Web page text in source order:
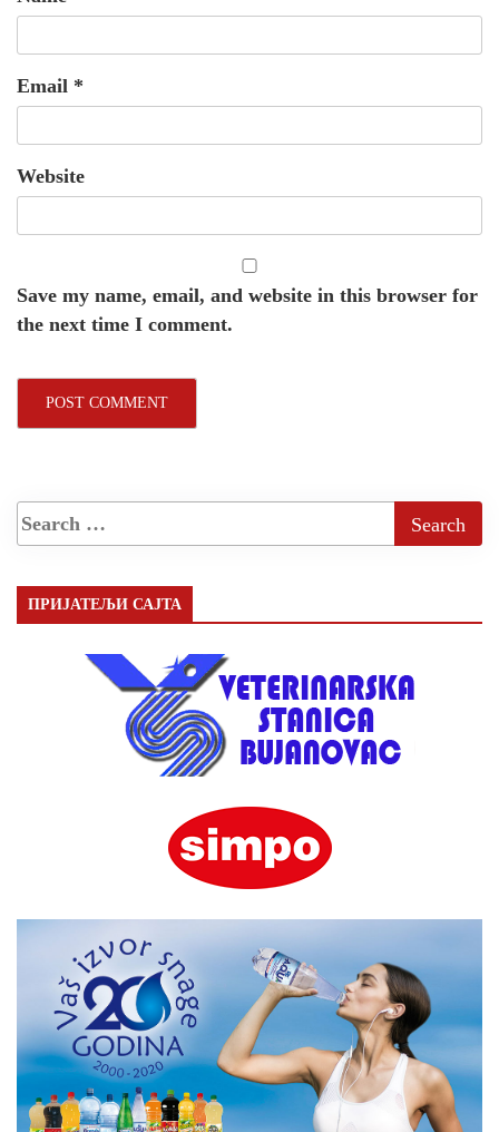
Email *
Website
Save my name, email, and website in this browser for
the next time I comment.
ПРИЈАТЕЉИ САЈТА